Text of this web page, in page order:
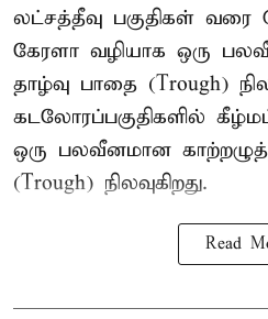
லட்சத்தீவு பகுதிகள்
கேரளா வழியாக ஒரு
தாழ்வு பாதை (Trough)
கடலோரப்பகுதிகளில்
ஒரு பலவீனமான
(Trough) நிலவுகிறது.
Read